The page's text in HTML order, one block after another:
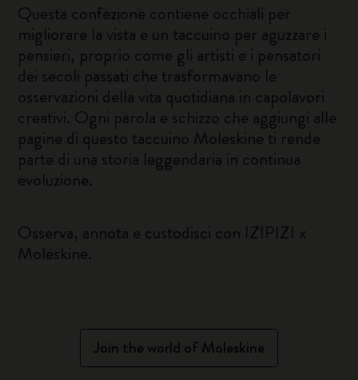
Questa confezione contiene occhiali per
migliorare la vista e un taccuino per aguzzare i
pensieri, proprio come gli artisti e i pensatori
dei secoli passati che trasformavano le
osservazioni della vita quotidiana in capolavori
creativi. Ogni parola e schizzo che aggiungi alle
pagine di questo taccuino Moleskine ti rende
parte di una storia leggendaria in continua
evoluzione.
Osserva, annota e custodisci con IZIPIZI x
Moleskine.
Join the world of Moleskine